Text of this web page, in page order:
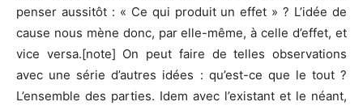
penser aussitôt : « Ce qui produit un effet » ? L’idée de
cause nous mène donc, par elle-même, à celle d’effet, et
vice versa.[note] On peut faire de telles observations
avec une série d’autres idées : qu’est-ce que le tout ?
L’ensemble des parties. Idem avec l’existant et le néant,